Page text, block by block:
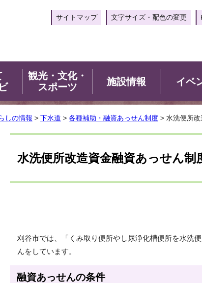
サイトマップ 文字サイズ・配色の変更
観光・文化・
スポーツ
施設情報 イベ
しの情報 > 下水道 > 各種補助・融資あっせん制度 > 水洗便所
水洗便所改造資金融資あっせん制
刈谷市では、「くみ取り便所やし尿浄化槽便所を水洗
んをしています。
融資あっせんの条件